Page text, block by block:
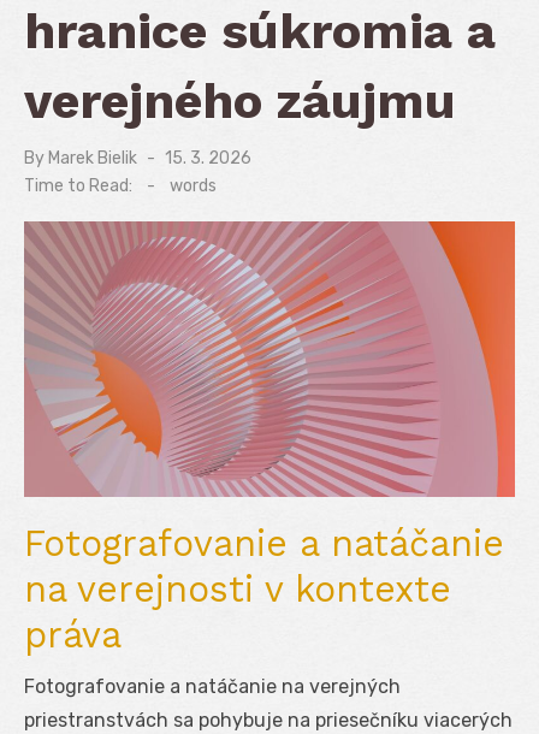
hranice súkromia a
verejného záujmu
By Marek Bielik
Posted
on
15. 3. 2026
Time to Read:
- words
Fotografovanie a natáčanie
na verejnosti v kontexte
práva
Fotografovanie a natáčanie na verejných
priestranstvách sa pohybuje na priesečníku viacerých